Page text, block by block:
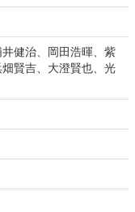
健治、岡田浩暉、紫
賢吉、大澄賢也、光